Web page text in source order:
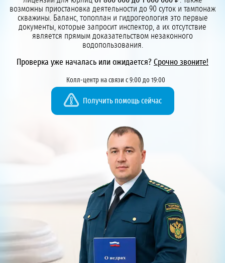
возможны приостановка деятельности до 90 суток и тампонаж
скважины. Баланс, топоплан и гидрогеология это первые
документы, которые запросит инспектор, а их отсутствие
является прямым доказательством незаконного
водопользования.
Проверка уже началась или ожидается? Срочно звоните!
Колл-центр на связи с 9:00 до 19:00
Получить помощь сейчас